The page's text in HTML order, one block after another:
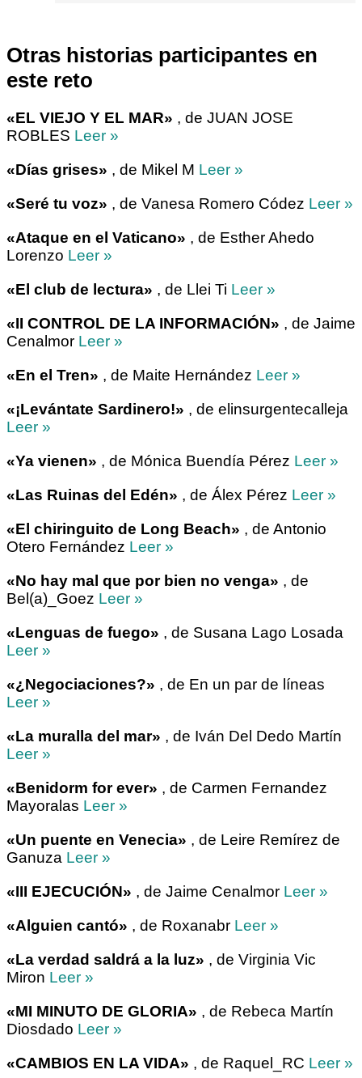
Otras historias participantes en
este reto
«EL VIEJO Y EL MAR» , de JUAN JOSE
ROBLES Leer »
«Días grises» , de Mikel M Leer »
«Seré tu voz» , de Vanesa Romero Códez Leer »
«Ataque en el Vaticano» , de Esther Ahedo
Lorenzo Leer »
«El club de lectura» , de Llei Ti Leer »
«II CONTROL DE LA INFORMACIÓN» , de Jaime
Cenalmor Leer »
«En el Tren» , de Maite Hernández Leer »
«¡Levántate Sardinero!» , de elinsurgentecalleja
Leer »
«Ya vienen» , de Mónica Buendía Pérez Leer »
«Las Ruinas del Edén» , de Álex Pérez Leer »
«El chiringuito de Long Beach» , de Antonio
Otero Fernández Leer »
«No hay mal que por bien no venga» , de
Bel(a)_Goez Leer »
«Lenguas de fuego» , de Susana Lago Losada
Leer »
«¿Negociaciones?» , de En un par de líneas
Leer »
«La muralla del mar» , de Iván Del Dedo Martín
Leer »
«Benidorm for ever» , de Carmen Fernandez
Mayoralas Leer »
«Un puente en Venecia» , de Leire Remírez de
Ganuza Leer »
«III EJECUCIÓN» , de Jaime Cenalmor Leer »
«Alguien cantó» , de Roxanabr Leer »
«La verdad saldrá a la luz» , de Virginia Vic
Miron Leer »
«MI MINUTO DE GLORIA» , de Rebeca Martín
Diosdado Leer »
«CAMBIOS EN LA VIDA» , de Raquel_RC Leer »